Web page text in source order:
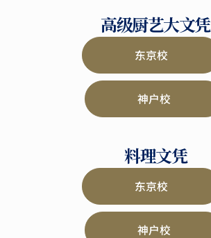
高级厨艺大文凭
东京校
神户校
料理文凭
东京校
神户校